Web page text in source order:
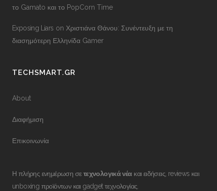
το Gamato και το PopCorn Time
Exposing Liars on Χριστιάνα Θάνου: Συνέντευξη με τη
διασημότερη Ελληνίδα Gamer
TECHSMART.GR
About
Διαφήμιση
Επικοινωνία
Η πλήρης ενημέρωση σετεχνολογικά νέα και ειδήσεις, reviews και
unboxing προϊόντων και gadget τεχνολογίας.